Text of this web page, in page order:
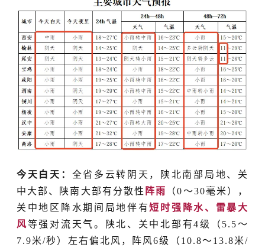
今天白天： 全省多云转阴天，陕北南部局地、关
中大部、陕南大部有分散性 阵雨 （0～30毫米）
，
关中地区降水期间局地伴有短时强降水、雷暴大
风等强对流天气。陕北、关中北部有4级（5.5～
7.9米/秒）左右偏北风，阵风6级（10.8～13.8米/